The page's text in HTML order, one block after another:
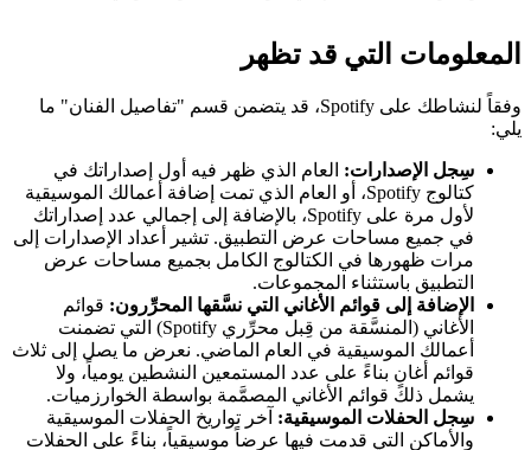
المعلومات التي قد تظهر
وفقاً لنشاطك على Spotify، قد يتضمن قسم "تفاصيل الفنان" ما
يلي:
سِجل الإصدارات: العام الذي ظهر فيه أول إصداراتك في
كتالوج Spotify، أو العام الذي تمت إضافة أعمالك الموسيقية
لأول مرة على Spotify، بالإضافة إلى إجمالي عدد إصداراتك
في جميع مساحات عرض التطبيق. تشير أعداد الإصدارات إلى
مرات ظهورها في الكتالوج الكامل بجميع مساحات عرض
التطبيق باستثناء المجموعات.
الإضافة إلى قوائم الأغاني التي نسَّقها المحرِّرون: قوائم
الأغاني (المنسَّقة من قِبل محرِّري Spotify) التي تضمنت
أعمالك الموسيقية في العام الماضي. نعرض ما يصل إلى ثلاث
قوائم أغانٍ بناءً على عدد المستمعين النشطين يومياً، ولا
يشمل ذلك قوائم الأغاني المصمَّمة بواسطة الخوارزميات.
سِجل الحفلات الموسيقية: آخر تواريخ الحفلات الموسيقية
والأماكن التي قدمت فيها عرضاً موسيقياً، بناءً على الحفلات